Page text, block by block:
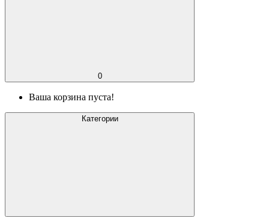
0
Ваша корзина пуста!
Категории